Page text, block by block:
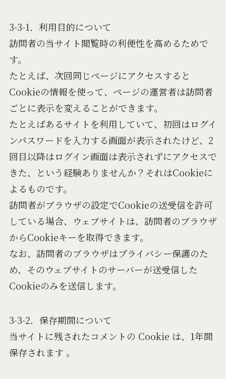
3-3-1．利用目的について
訪問者の当サイト閲覧時の利便性を高めるためで
す。
たとえば、次回同じページにアクセスすると
Cookieの情報を使って、ページの運営者は訪問者
ごとに表示を変えることができます。
たとえばあるサイトを利用していて、初回はログイ
ンパスワードを入力する画面が表示されたけど、2
回目以降はログイン画面は表示されずにアクセスで
きた、という経験ありませんか？それはCookieに
よるものです。
訪問者がブラウザの設定でCookieの送受信を許可
している場合、ウェブサイトは、訪問者のブラウザ
からCookieキーを取得できます。
なお、訪問者のブラウザはプライバシー保護のた
め、そのウェブサイトのサーバーが送受信した
Cookieのみを送信します。
3-3-2．保存期間について
当サイトに残されたコメントの Cookie は、1年間
保存されます 。